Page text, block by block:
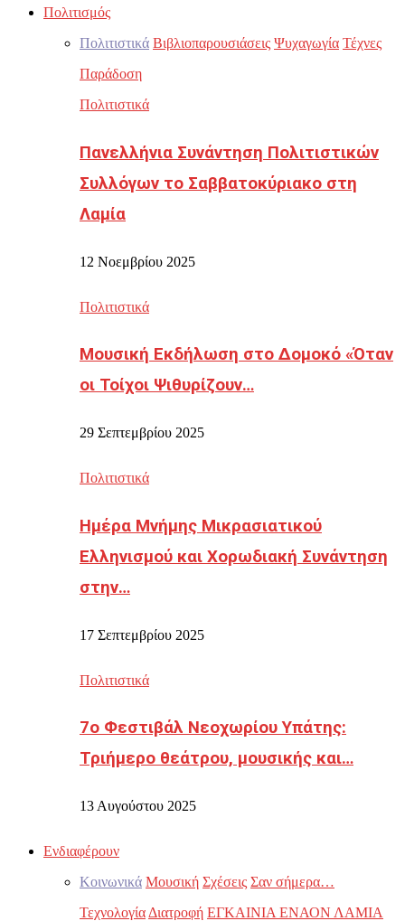
Πολιτισμός
Πολιτιστικά Βιβλιοπαρουσιάσεις Ψυχαγωγία Τέχνες
Παράδοση
Πολιτιστικά
Πανελλήνια Συνάντηση Πολιτιστικών
Συλλόγων το Σαββατοκύριακο στη
Λαμία
12 Νοεμβρίου 2025
Πολιτιστικά
Μουσική Εκδήλωση στο Δομοκό «Όταν
οι Τοίχοι Ψιθυρίζουν…
29 Σεπτεμβρίου 2025
Πολιτιστικά
Ημέρα Μνήμης Μικρασιατικού
Ελληνισμού και Χορωδιακή Συνάντηση
στην…
17 Σεπτεμβρίου 2025
Πολιτιστικά
7ο Φεστιβάλ Νεοχωρίου Υπάτης:
Τριήμερο θεάτρου, μουσικής και…
13 Αυγούστου 2025
Ενδιαφέρουν
Κοινωνικά Μουσική Σχέσεις Σαν σήμερα…
Τεχνολογία Διατροφή ΕΓΚΑΙΝΙΑ ΕΝΑΟΝ ΛΑΜΙΑ